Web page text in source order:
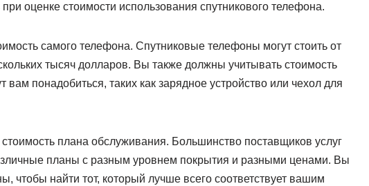
оценке стоимости использования спутникового телефона.
самого телефона. Спутниковые телефоны могут стоить от
тысяч долларов. Вы также должны учитывать стоимость
вам понадобиться, таких как зарядное устройство или чехол для
плана обслуживания. Большинство поставщиков услуг
планы с разным уровнем покрытия и разными ценами. Вы
чтобы найти тот, который лучше всего соответствует вашим